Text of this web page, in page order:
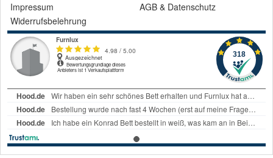
Impressum
AGB & Datenschutz
Widerrufsbelehrung